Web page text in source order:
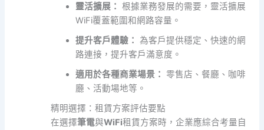
靈活擴展： 根據業務發展的需要，靈活擴展
WiFi覆蓋範圍和網路容量。
提升客戶體驗： 為客戶提供穩定、快速的網
路連接，提升客戶滿意度。
適用於各種商業場景：
零售店、餐廳、咖啡
廳、活動場地等。
精明選擇：租賃方案評估要點
在選擇筆電與WiFi租賃方案時，企業應綜合考量自